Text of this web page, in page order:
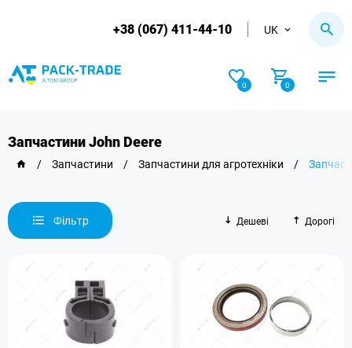
+38 (067) 411-44-10 UK
0 0
Запчастини John Deere
/ Запчастини / Запчастини для агротехніки /
Фільтр Дешеві Дорогі